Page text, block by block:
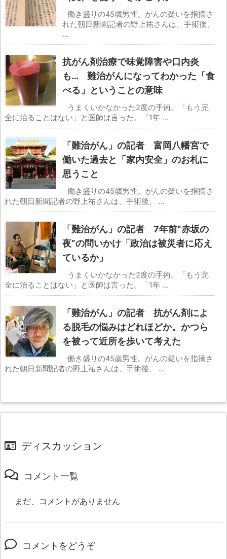
働き盛りの45歳男性。がんの疑いを指摘さ
れた朝日新聞記者の野上祐さんは、手術後、
...
抗がん剤治療で味覚障害や口内炎
も… 難治がんになってわかった「食
べる」ということの意味
うまくいかなかった2度の手術。「もう完
全に治ることはない」と医師は言った。「1年 ...
「難治がん」の記者 富岡八幡宮で
働いた過去と「家内安全」のお札に
思うこと
働き盛りの45歳男性。がんの疑いを指摘さ
れた朝日新聞記者の野上祐さんは、手術後、 ...
「難治がん」の記者 7年前“赤坂の
夜”の問いかけ「政治は被災者に応え
ているか」
うまくいかなかった2度の手術。「もう完
全に治ることはない」と医師は言った。「1年 ...
「難治がん」の記者 抗がん剤によ
る脱毛の悩みはどれほどか。かつら
を被って近所を歩いて考えた
働き盛りの45歳男性。がんの疑いを指摘さ
れた朝日新聞記者の野上祐さんは、手術後、 ...
ディスカッション
コメント一覧
まだ、コメントがありません
コメントをどうぞ